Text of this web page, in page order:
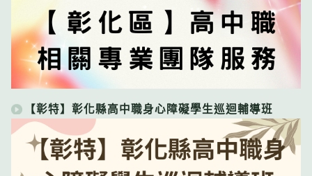
【彰特】彰化縣高中職身心障礙學生巡迴輔導班